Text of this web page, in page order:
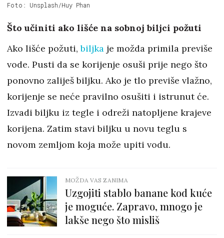
Foto: Unsplash/Huy Phan
Što učiniti ako lišće na sobnoj biljci požuti
Ako lišće požuti,biljka je možda primila previše
vode. Pusti da se korijenje osuši prije nego što
ponovno zaliješ biljku. Ako je tlo previše vlažno,
korijenje se neće pravilno osušiti i istrunut će.
Izvadi biljku iz tegle i odreži natopljene krajeve
korijena. Zatim stavi biljku u novu teglu s
novom zemljom koja može upiti vodu.
MOŽDA VAS ZANIMA
Uzgojiti stablo banane kod kuće
je moguće. Zapravo, mnogo je
lakše nego što misliš